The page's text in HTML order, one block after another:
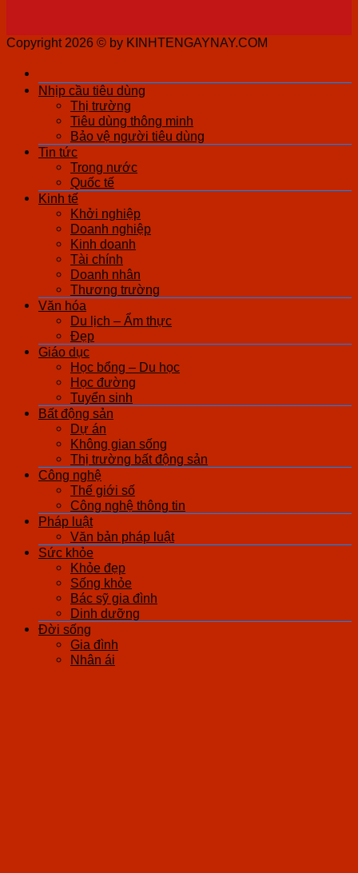
Copyright 2026 © by KINHTENGAYNAY.COM
Nhịp cầu tiêu dùng
Thị trường
Tiêu dùng thông minh
Bảo vệ người tiêu dùng
Tin tức
Trong nước
Quốc tế
Kinh tế
Khởi nghiệp
Doanh nghiệp
Kinh doanh
Tài chính
Doanh nhân
Thương trường
Văn hóa
Du lịch – Ẩm thực
Đẹp
Giáo dục
Học bổng – Du học
Học đường
Tuyển sinh
Bất động sản
Dự án
Không gian sống
Thị trường bất động sản
Công nghệ
Thế giới số
Công nghệ thông tin
Pháp luật
Văn bản pháp luật
Sức khỏe
Khỏe đẹp
Sống khỏe
Bác sỹ gia đình
Dinh dưỡng
Đời sống
Gia đình
Nhân ái